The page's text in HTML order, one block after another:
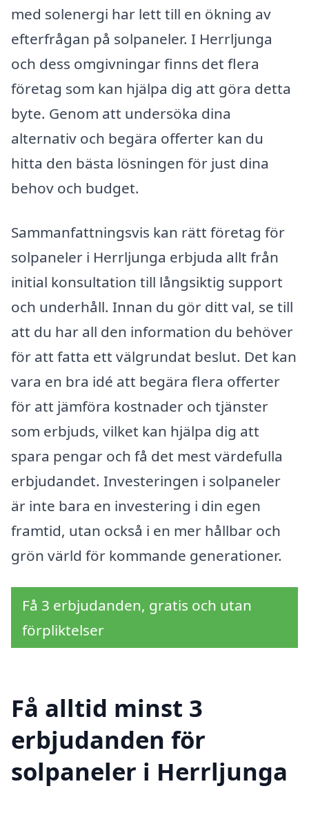
med solenergi har lett till en ökning av
efterfrågan på solpaneler. I Herrljunga
och dess omgivningar finns det flera
företag som kan hjälpa dig att göra detta
byte. Genom att undersöka dina
alternativ och begära offerter kan du
hitta den bästa lösningen för just dina
behov och budget.
Sammanfattningsvis kan rätt företag för
solpaneler i Herrljunga erbjuda allt från
initial konsultation till långsiktig support
och underhåll. Innan du gör ditt val, se till
att du har all den information du behöver
för att fatta ett välgrundat beslut. Det kan
vara en bra idé att begära flera offerter
för att jämföra kostnader och tjänster
som erbjuds, vilket kan hjälpa dig att
spara pengar och få det mest värdefulla
erbjudandet. Investeringen i solpaneler
är inte bara en investering i din egen
framtid, utan också i en mer hållbar och
grön värld för kommande generationer.
Få 3 erbjudanden, gratis och utan
förpliktelser
Få alltid minst 3
erbjudanden för
solpaneler i Herrljunga